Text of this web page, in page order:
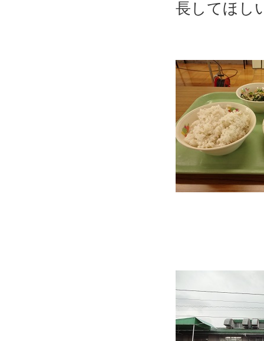
長してほし